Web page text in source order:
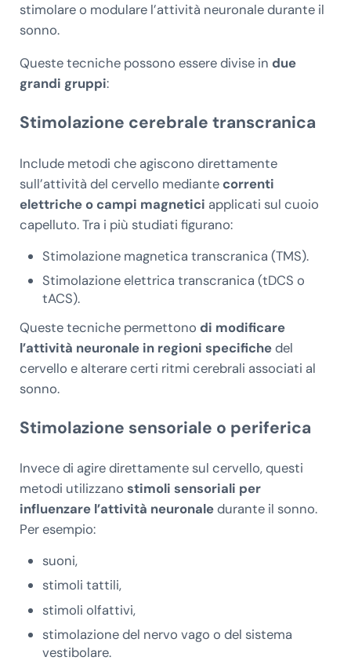
stimolare o modulare l’attività neuronale durante il
sonno.
Queste tecniche possono essere divise in due
grandi gruppi:
Stimolazione cerebrale transcranica
Include metodi che agiscono direttamente
sull’attività del cervello mediante correnti
elettriche o campi magnetici applicati sul cuoio
capelluto. Tra i più studiati figurano:
Stimolazione magnetica transcranica (TMS).
Stimolazione elettrica transcranica (tDCS o
tACS).
Queste tecniche permettono di modificare
l’attività neuronale in regioni specifichedel
cervello e alterare certi ritmi cerebrali associati al
sonno.
Stimolazione sensoriale o periferica
Invece di agire direttamente sul cervello, questi
metodi utilizzano stimoli sensoriali per
influenzare l’attività neuronaledurante il sonno.
Per esempio:
suoni,
stimoli tattili,
stimoli olfattivi,
stimolazione del nervo vago o del sistema
vestibolare.